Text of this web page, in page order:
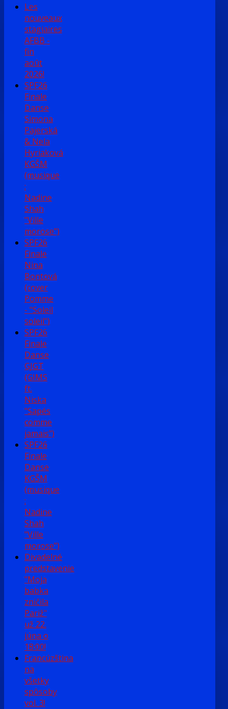
Les
nouveaux
stagiaires
AFBB -
fin
août
2026!
SPF26
Finale
Danse
Simona
Pajerská
& Nela
Hyriaková
KGŠM
(musique
:
Nadine
Shah
"Ville
morose")
SPF26
Finale
Nina
Bontová
(cover
Pomme
- "Soleil
soleil")
SPF26
Finale
Danse
GJGT
(GIMS
ft.
Niska
"Sapés
comme
jamais")
SPF26
Finale
Danse
KGŠM
(musique
:
Nadine
Shah
"Ville
morose")
Divadelné
predstavenie
"Moja
babka
zničila
Pariž"
už 22.
júna o
18:00!
Francúzština
na
všetky
spôsoby
vol. 3!